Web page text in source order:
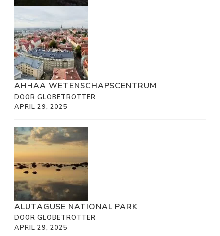
AHHAA WETENSCHAPSCENTRUM
DOOR GLOBETROTTER
APRIL 29, 2025
ALUTAGUSE NATIONAL PARK
DOOR GLOBETROTTER
APRIL 29, 2025